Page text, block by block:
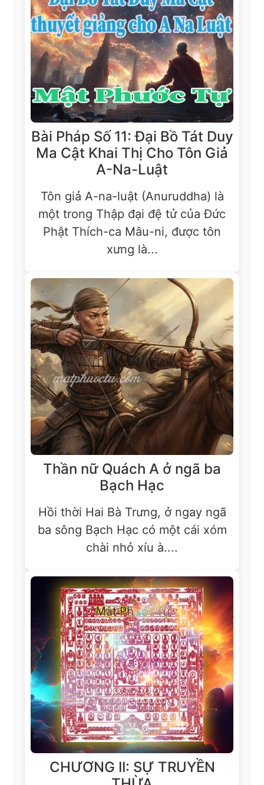
Bài Pháp Số 11: Đại Bồ Tát Duy
Ma Cật Khai Thị Cho Tôn Giả
A-Na-Luật
Tôn giả A-na-luật (Anuruddha) là
một trong Thập đại đệ tử của Đức
Phật Thích-ca Mâu-ni, được tôn
xưng là...
Thần nữ Quách A ở ngã ba
Bạch Hạc
Hồi thời Hai Bà Trưng, ở ngay ngã
ba sông Bạch Hạc có một cái xóm
chài nhỏ xíu à....
CHƯƠNG II: SỰ TRUYỀN